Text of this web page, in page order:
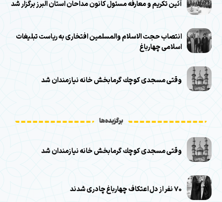
آئین تکریم و معارفه مسئول کانون مداحان استان البرز برگزار شد
انتصاب حجت الاسلام والمسلمین افتخاری به ریاست تبلیغات
اسلامی چهارباغ
وقتی مسجدی كوچك گرمابخش خانه نيازمندان شد
برگزیده‌ها
وقتی مسجدی كوچك گرمابخش خانه نيازمندان شد
۷۰ نفر از دل اعتکاف چهارباغ چادری شدند